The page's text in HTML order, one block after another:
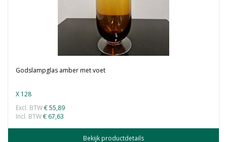
Godslampglas amber met voet
X 128
Excl. BTW€ 55,89
Incl. BTW€ 67,63
Bekijk productdetails